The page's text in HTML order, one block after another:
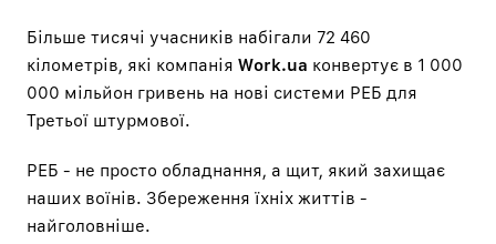
Більше тисячі учасників набігали 72 460
кілометрів, які компанія Work.ua конвертує в 1 000
000 мільйон гривень на нові системи РЕБ для
Третьої штурмової.
РЕБ - не просто обладнання, а щит, який захищає
наших воїнів. Збереження їхніх життів -
найголовніше.